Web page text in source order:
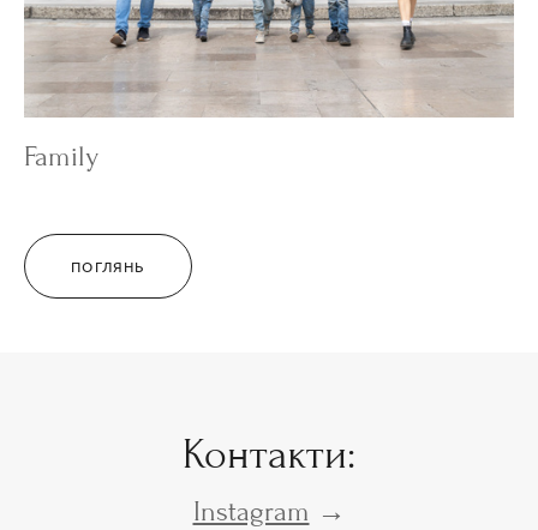
Family
ПОГЛЯНЬ
Контакти:
Instagram →